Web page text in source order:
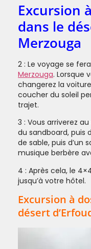
Excursion
dans le
Merzouga
2 : Le voyage se
Merzouga. Lorsque
changerez la
coucher du soleil
trajet.
3 : Vous arriverez au camp où vous pourrez profiter
du sandboard, puis
de sable, puis d’un
musique berbère
4 : Après cela, le
jusqu’à votre hôtel.
Excursion à
désert